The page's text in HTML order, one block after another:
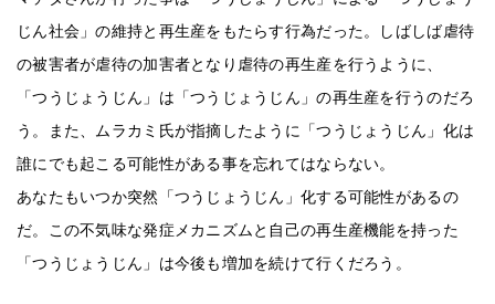
じん社会」の維持と再生産をもたらす行為だった。しばしば虐待
の被害者が虐待の加害者となり虐待の再生産を行うように、
「つうじょうじん」は「つうじょうじん」の再生産を行うのだろ
う。また、ムラカミ氏が指摘したように「つうじょうじん」化は
誰にでも起こる可能性がある事を忘れてはならない。
あなたもいつか突然「つうじょうじん」化する可能性があるの
だ。この不気味な発症メカニズムと自己の再生産機能を持った
「つうじょうじん」は今後も増加を続けて行くだろう。